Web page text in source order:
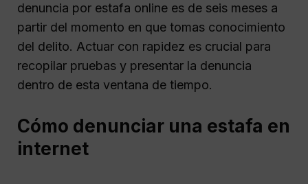
denuncia por estafa online es de seis meses a
partir del momento en que tomas conocimiento
del delito. Actuar con rapidez es crucial para
recopilar pruebas y presentar la denuncia
dentro de esta ventana de tiempo.
Cómo denunciar una estafa en
internet